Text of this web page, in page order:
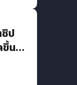
ชิป
ขึ้น